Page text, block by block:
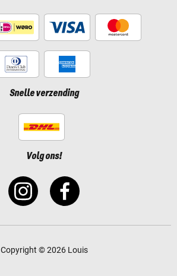
Snelle verzending
Volg ons!
Copyright © 2026 Louis